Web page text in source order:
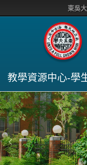
東吳
教學資源中心-學